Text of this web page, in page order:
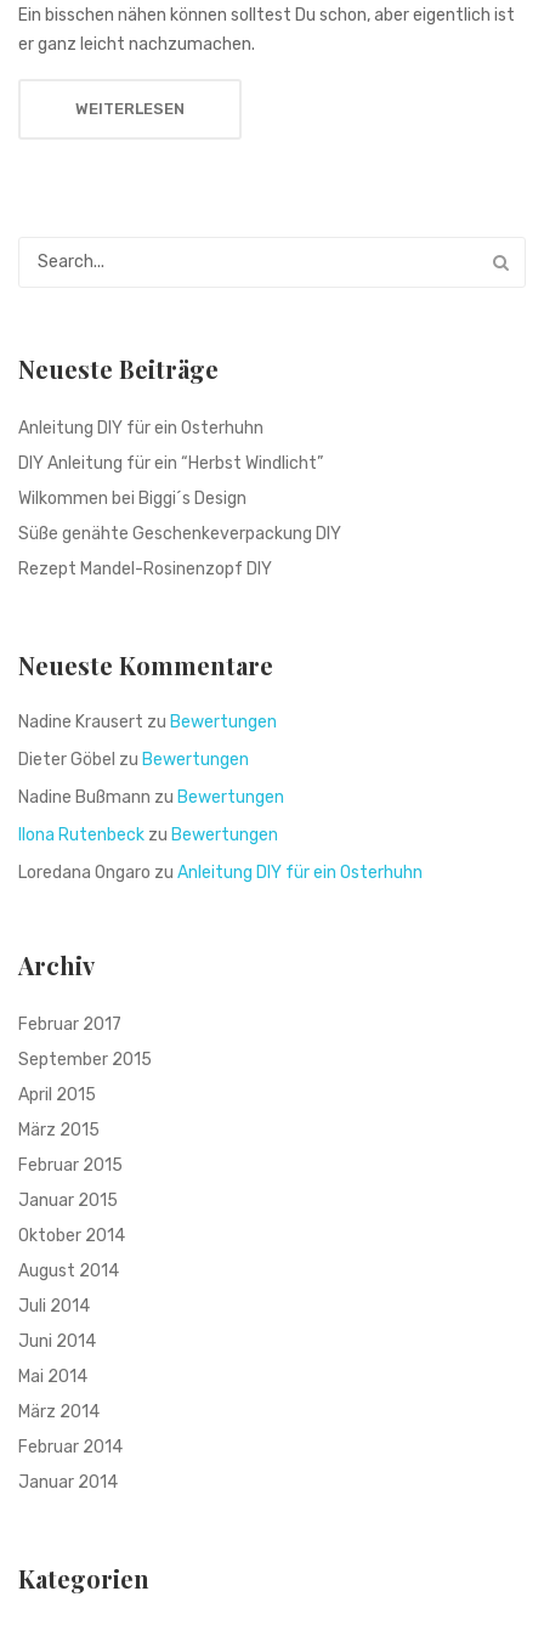
Ein bisschen nähen können solltest Du schon, aber eigentlich ist
er ganz leicht nachzumachen.
WEITERLESEN
Neueste Beiträge
Anleitung DIY für ein Osterhuhn
DIY Anleitung für ein “Herbst Windlicht”
Wilkommen bei Biggi´s Design
Süße genähte Geschenkeverpackung DIY
Rezept Mandel-Rosinenzopf DIY
Neueste Kommentare
Nadine Krausert zu Bewertungen
Dieter Göbel zu Bewertungen
Nadine Bußmann zu Bewertungen
Ilona Rutenbeck zu Bewertungen
Loredana Ongaro zu Anleitung DIY für ein Osterhuhn
Archiv
Februar 2017
September 2015
April 2015
März 2015
Februar 2015
Januar 2015
Oktober 2014
August 2014
Juli 2014
Juni 2014
Mai 2014
März 2014
Februar 2014
Januar 2014
Kategorien